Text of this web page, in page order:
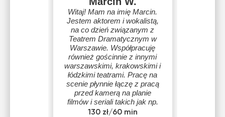
Witaj! Mam na imię Marcin.
Jestem aktorem i wokalistą,
na co dzień związanym z
Teatrem Dramatycznym w
Warszawie. Współpracuję
również gościnnie z innymi
warszawskimi, krakowskimi i
łódzkimi teatrami. Pracę na
scenie płynnie łączę z pracą
przed kamerą na planie
filmów i seriali takich jak np.
Pakt, Wesele, Nieobecni,
130 zł/60 min